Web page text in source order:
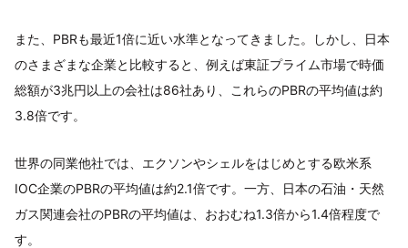
また、PBRも最近1倍に近い水準となってきました。しかし、日本
のさまざまな企業と比較すると、例えば東証プライム市場で時価
総額が3兆円以上の会社は86社あり、これらのPBRの平均値は約
3.8倍です。
世界の同業他社では、エクソンやシェルをはじめとする欧米系
IOC企業のPBRの平均値は約2.1倍です。一方、日本の石油・天然
ガス関連会社のPBRの平均値は、おおむね1.3倍から1.4倍程度で
す。